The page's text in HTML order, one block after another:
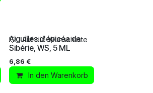
Aiguilles d'épicéa de
Sibérie, WS, 5 ML
6,86 €
In den Warenkorb
Auf die Wunschliste